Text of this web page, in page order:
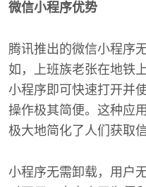
微信小程序优势
腾讯推出的微信小程序
如，上班族老张在地铁
小程序即可快速打开并
操作极其简便。这种应
极大地简化了人们获取
小程序无需卸载，用户